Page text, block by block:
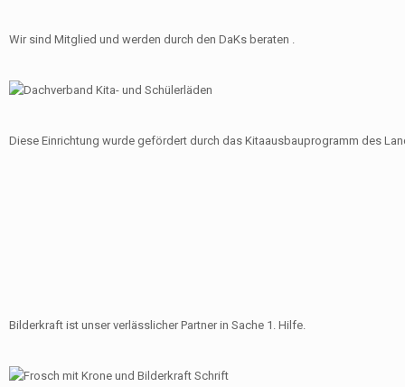
Wir sind Mitglied und werden durch den DaKs beraten .
Diese Einrichtung wurde gefördert durch das Kitaausbauprogramm des
Bilderkraft ist unser verlässlicher Partner in Sache 1. Hilfe.